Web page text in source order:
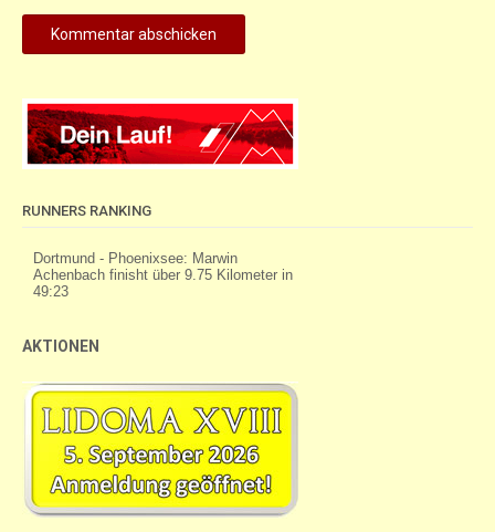
RUNNERS RANKING
AKTIONEN